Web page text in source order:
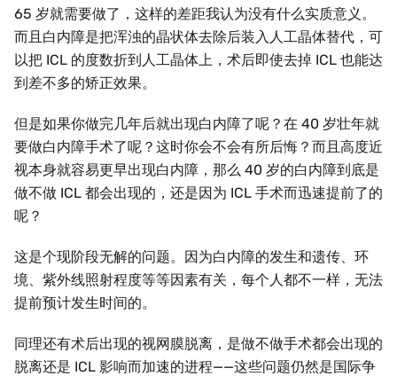
65 岁就需要做了，这样的差距我认为没有什么实质意义。
而且白内障是把浑浊的晶状体去除后装入人工晶体替代，可
以把 ICL 的度数折到人工晶体上，术后即使去掉 ICL 也能达
到差不多的矫正效果。
但是如果你做完几年后就出现白内障了呢？在 40 岁壮年就
要做白内障手术了呢？这时你会不会有所后悔？而且高度近
视本身就容易更早出现白内障，那么 40 岁的白内障到底是
做不做 ICL 都会出现的，还是因为 ICL 手术而迅速提前了的
呢？
这是个现阶段无解的问题。因为白内障的发生和遗传、环
境、紫外线照射程度等等因素有关，每个人都不一样，无法
提前预计发生时间的。
同理还有术后出现的视网膜脱离，是做不做手术都会出现的
脱离还是 ICL 影响而加速的进程——这些问题仍然是国际争